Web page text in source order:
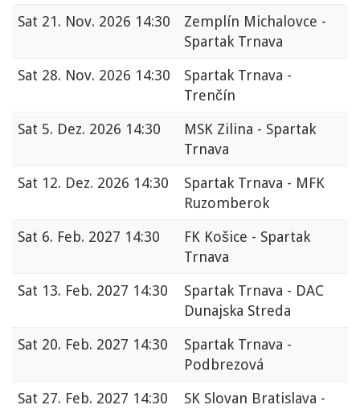
Sat 21. Nov. 2026 14:30
Zemplín Michalovce -
Spartak Trnava
Sat 28. Nov. 2026 14:30
Spartak Trnava -
Trenčín
Sat 5. Dez. 2026 14:30
MSK Zilina - Spartak
Trnava
Sat 12. Dez. 2026 14:30
Spartak Trnava - MFK
Ruzomberok
Sat 6. Feb. 2027 14:30
FK Košice - Spartak
Trnava
Sat 13. Feb. 2027 14:30
Spartak Trnava - DAC
Dunajska Streda
Sat 20. Feb. 2027 14:30
Spartak Trnava -
Podbrezová
Sat 27. Feb. 2027 14:30
SK Slovan Bratislava -